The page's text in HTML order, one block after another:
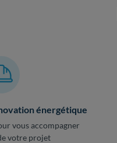
énergétique
vous accompagner
votre projet